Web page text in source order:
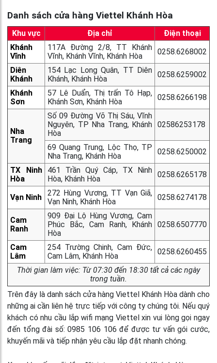
Danh sách cửa hàng Viettel Khánh Hòa
Khu vực Địa chỉ
Điện thoại
Khánh
Vĩnh
117A Đường 2/8, TT Khánh
Vĩnh, Khánh Vĩnh, Khánh Hòa
0258.6268002
Diên
Khánh
154 Lạc Long Quân, TT Diên
Khánh, Khánh Hòa
0258.6259002
Khánh
Sơn
57 Lê Duẩn, Thị trấn Tô Hạp,
Khánh Sơn, Khánh Hòa
0258.6266198
Nha
Trang
Số 09 Đường Võ Thị Sáu, Vĩnh
Nguyên, TP Nha Trang, Khánh
Hòa
02586253178
69 Quang Trung, Lộc Thọ, TP
Nha Trang, Khánh Hòa
0258.6250002
TX Ninh
Hòa
461 Trần Quý Cáp, TX Ninh
Hòa, Khánh Hòa
0258.6265178
Vạn Ninh
272 Hùng Vương, TT Vạn Giã,
Vạn Ninh, Khánh Hòa
0258.6274178
Cam
Ranh
909 Đại Lộ Hùng Vương, Cam
Phúc Bắc, Cam Ranh, Khánh
Hòa
0258.6507770
Cam
Lâm
254 Trường Chinh, Cam Đức,
Cam Lâm, Khánh Hòa
0258.6260455
Thời gian làm việc: Từ 07:30 đến 18:30 tất cả các ngày
trong tuần.
Trên đây là danh sách cửa hàng Viettel Khánh Hòa dành cho
những ai cần liên hệ trực tiếp với công ty chúng tôi. Nếu quý
khách có nhu cầu lắp wifi mạng Viettel xin vui lòng gọi ngay
đến tổng đài số: 0985 106 106 để được tư vấn gói cước,
khuyến mãi và tiếp nhận yêu cầu lắp đặt nhanh chóng.